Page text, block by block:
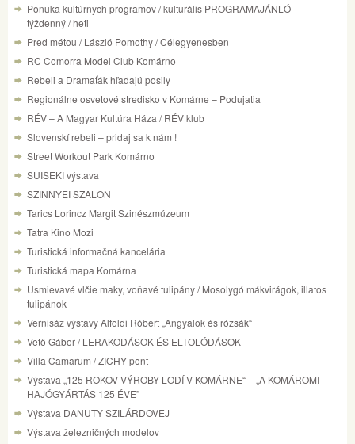
Ponuka kultúrnych programov / kulturális PROGRAMAJÁNLÓ –
týždenný / heti
Pred métou / László Pomothy / Célegyenesben
RC Comorra Model Club Komárno
Rebeli a Dramaťák hľadajú posily
Regionálne osvetové stredisko v Komárne – Podujatia
RÉV – A Magyar Kultúra Háza / RÉV klub
Slovenskí rebeli – pridaj sa k nám !
Street Workout Park Komárno
SUISEKI výstava
SZINNYEI SZALON
Tarics Lorincz Margit Szinészmúzeum
Tatra Kino Mozi
Turistická informačná kancelária
Turistická mapa Komárna
Usmievavé vlčie maky, voňavé tulipány / Mosolygó mákvirágok, illatos
tulipánok
Vernisáž výstavy Alfoldi Róbert „Angyalok és rózsák“
Vető Gábor / LERAKODÁSOK ÉS ELTOLÓDÁSOK
Villa Camarum / ZICHY-pont
Výstava „125 ROKOV VÝROBY LODÍ V KOMÁRNE“ – „A KOMÁROMI
HAJÓGYÁRTÁS 125 ÉVE”
Výstava DANUTY SZILÁRDOVEJ
Výstava železničných modelov